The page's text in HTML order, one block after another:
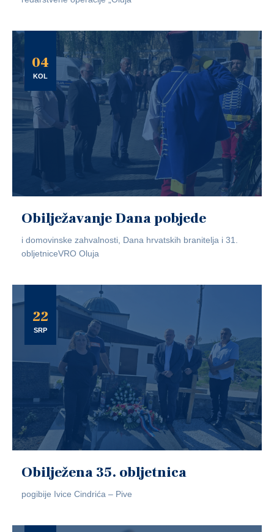
04
KOL
Obilježavanje Dana pobjede
i domovinske zahvalnosti, Dana hrvatskih branitelja i 31.
obljetniceVRO Oluja
22
SRP
Obilježena 35. obljetnica
pogibije Ivice Cindrića – Pive